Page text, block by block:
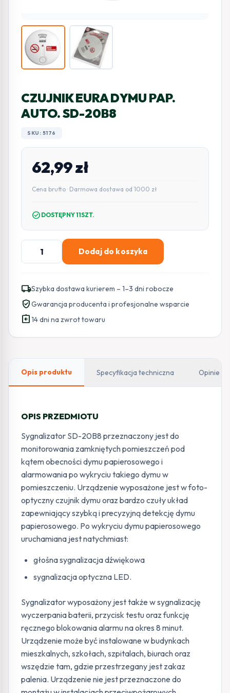
CZUJNIK EURA DYMU PAP.
AUTO. SD-20B8
SKU: 5176
62,99zł
Cena brutto · Darmowa dostawa od 1000 zł
check_circle DOSTĘPNY 11SZT.
ilość
CZUJNIK
PAP.
AUTO.
SD-
Dodaj do koszyka
local_shippingSzybka dostawa kurierem – 1–3 dni robocze
verified_userGwarancja producenta i profesjonalne wsparcie
assignment_return14 dni na zwrot towaru
Opis produktu Specyfikacja techniczna Opinie
OPIS PRZEDMIOTU
Sygnalizator SD-20B8 przeznaczony jest do
monitorowania zamkniętych pomieszczeń pod
kątem obecności dymu papierosowego i
alarmowania po wykryciu takiego dymu w
pomieszczeniu. Urządzenie wyposażone jest w foto-
optyczny czujnik dymu oraz bardzo czuły układ
zapewniający szybką i precyzyjną detekcję dymu
papierosowego. Po wykryciu dymu papierosowego
uruchamiana jest natychmiast:
głośna sygnalizacja dźwiękowa
sygnalizacja optyczna LED.
Sygnalizator wyposażony jest także w sygnalizację
wyczerpania baterii, przycisk testu oraz funkcję
ręcznego blokowania alarmu na okres 8 minut.
Urządzenie może być instalowane w budynkach
mieszkalnych, szkołach, szpitalach, biurach oraz
wszędzie tam, gdzie przestrzegany jest zakaz
palenia. Urządzenie nie jest przeznaczone do